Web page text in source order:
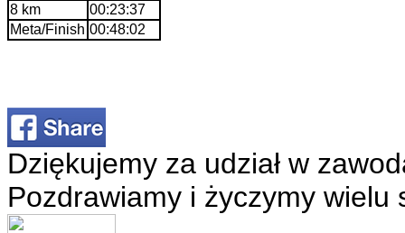
8 km
00:23:37
Meta/Finish 00:48:02
Dziękujemy za udział w
Pozdrawiamy i życzymy wielu